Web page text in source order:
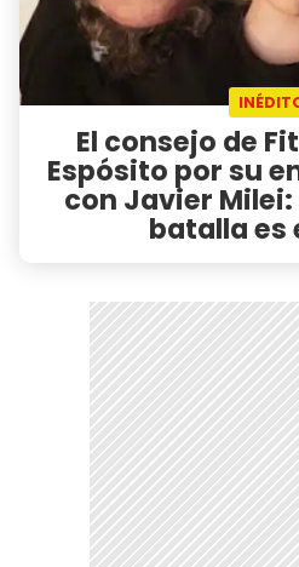
El consejo de
Espósito por su
con Javier Milei:
batalla es